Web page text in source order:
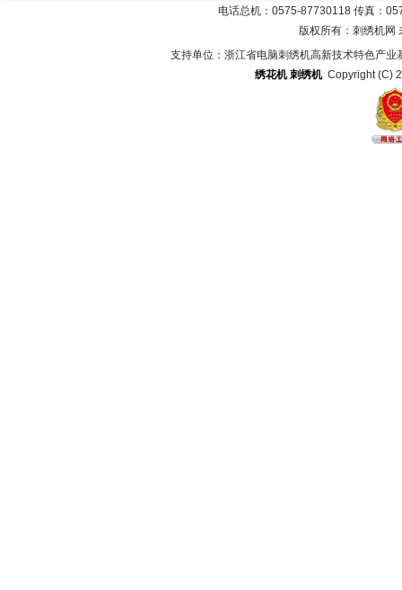
电话总机：0575-87730118 传真：
版权所有：刺绣机网
支持单位：浙江省电脑刺绣机高新技术特色产
绣花机 刺绣机Copyright (C)